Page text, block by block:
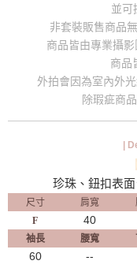
並可
非套裝販售商品
商品皆由專業攝
商品
外拍會因為室內外
除瑕疵商品
|
珍珠、鈕扣表
尺寸 肩寬
F
40
袖長
腰寬
60 --